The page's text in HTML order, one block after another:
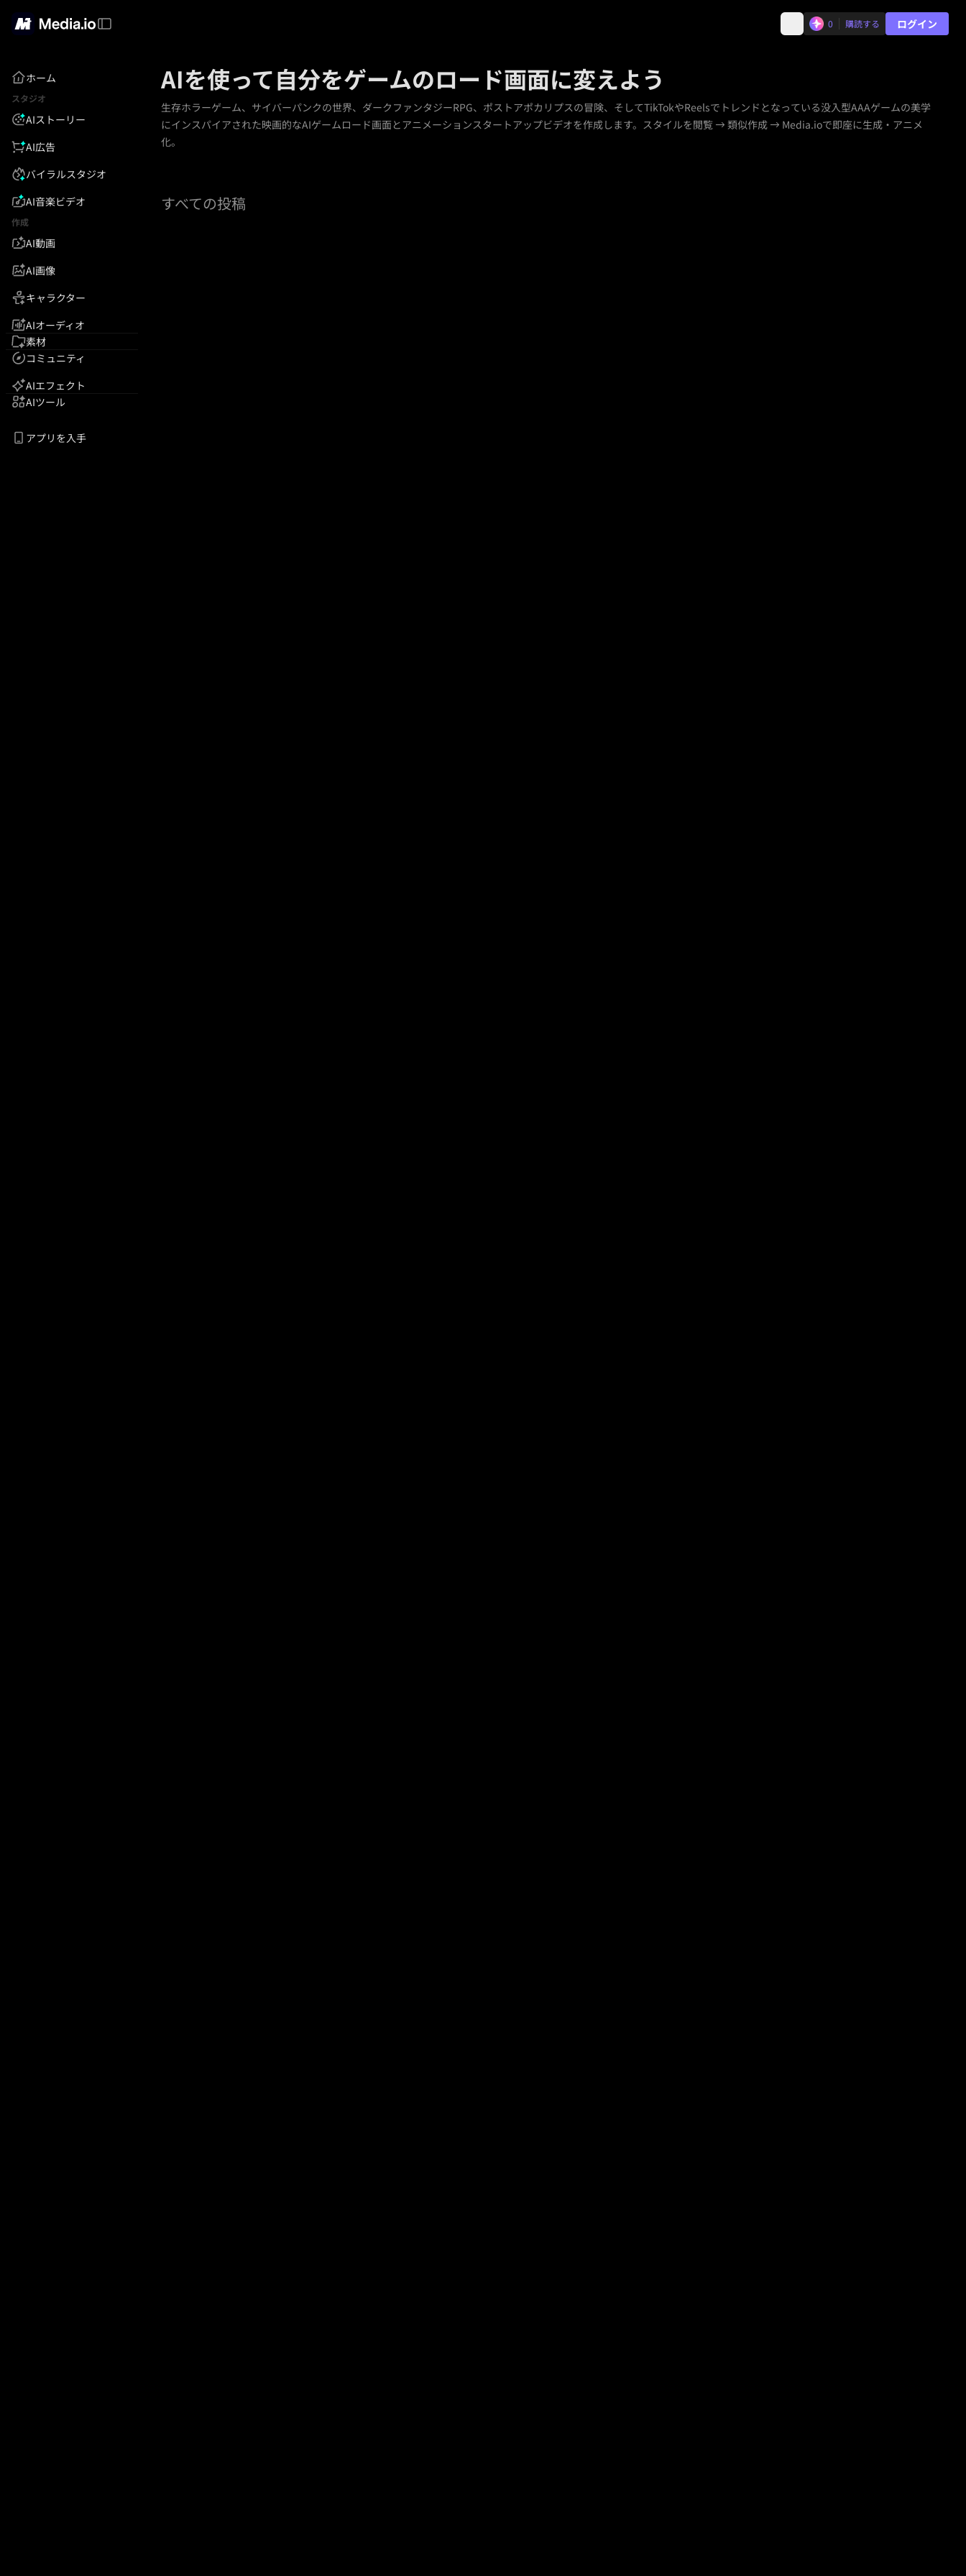
0 購読する ログイン
ホーム
スタジオ
AIストーリー
AI広告
バイラルスタジオ
AI音楽ビデオ
作成
AI動画
AI画像
キャラクター
AIオーディオ
素材
コミュニティ
AIエフェクト
AIツール
アプリを入手
AIを使って自分をゲームのロード画面に変えよう
生存ホラーゲーム、サイバーパンクの世界、ダークファンタジーRPG、ポストアポカリプスの冒険、そしてTikTokやReelsでトレンドとなっている没入型AAAゲームの美学
にインスパイアされた映画的なAIゲームロード画面とアニメーションスタートアップビデオを作成します。スタイルを閲覧 → 類似作成 → Media.ioで即座に生成・アニメ
化。
すべての投稿